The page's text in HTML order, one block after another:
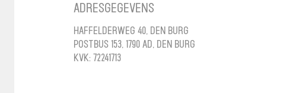
Adresgegevens
Haffelderweg 40, Den Burg
Postbus 153, 1790 AD, Den Burg
KvK: 72241713